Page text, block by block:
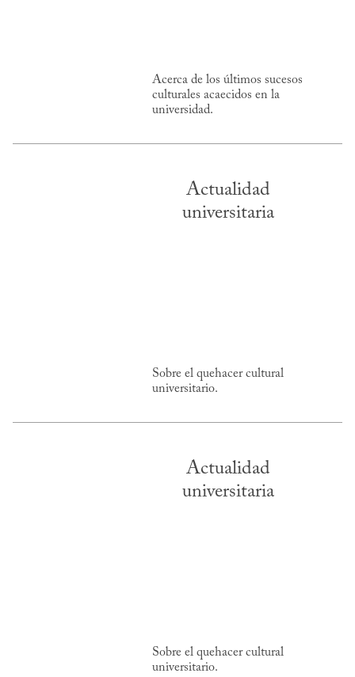
Acerca de los últimos sucesos
culturales acaecidos en la
universidad.
Actualidad
universitaria
Sobre el quehacer cultural
universitario.
Actualidad
universitaria
Sobre el quehacer cultural
universitario.